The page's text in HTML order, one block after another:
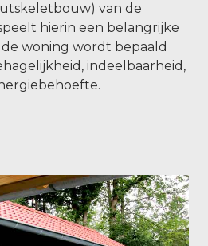
van de
hierin een belangrijke
woning wordt bepaald
indeelbaarheid,